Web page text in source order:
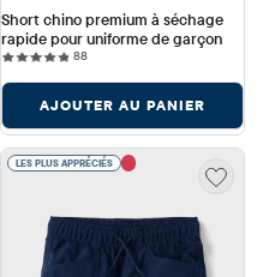
Short chino premium à séchage
rapide pour uniforme de garçon
8888 reviews
AJOUTER AU PANIER
LES PLUS APPRÉCIÉS